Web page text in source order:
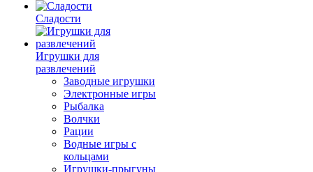
Сладости
Игрушки для
развлечений
Заводные игрушки
Электронные игры
Рыбалка
Волчки
Рации
Водные игры с
кольцами
Игрушки-прыгуны